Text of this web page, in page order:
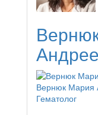
Вернюк Мария
Гематолог